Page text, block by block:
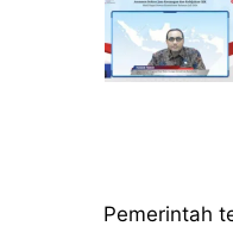
Pemerintah